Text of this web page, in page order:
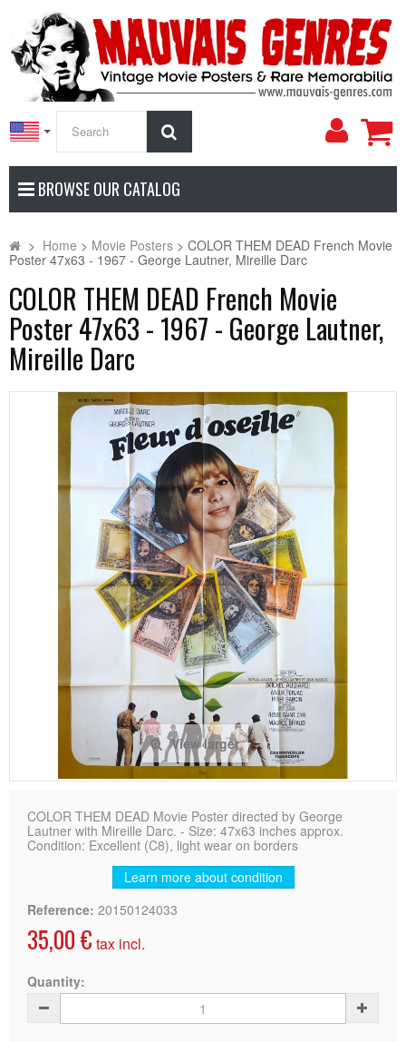
My
BROWSE OUR CATALOG
> Home > Movie Posters > COLOR THEM DEAD French Movie
Poster 47x63 - 1967 - George Lautner, Mireille Darc
COLOR THEM DEAD French Movie
Poster 47x63 - 1967 - George Lautner,
Mireille Darc
View larger
COLOR THEM DEAD Movie Poster directed by George
Lautner with Mireille Darc. - Size: 47x63 inches approx.
Condition: Excellent (C8), light wear on borders
Learn more about condition
Reference: 20150124033
35,00 € tax incl.
Quantity: